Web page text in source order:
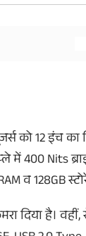
को 12 इंच का
में 400 Nits
व 128GB
दिया है।